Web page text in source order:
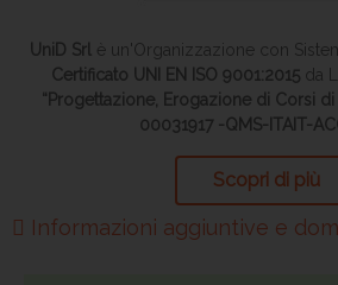
UniD Srl è un'Organizzazione con
Certificato UNI EN ISO 9001:2015da
“Progettazione, Erogazione di Corsi
00031917 -QMS-ITAIT-
Scopri di più
Informazioni aggiuntive e